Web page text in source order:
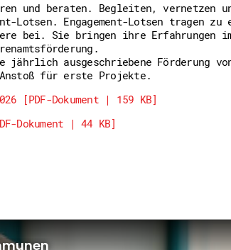
Mach dich schlau
GEMA-Pakt
Di@-Lotsen in Hessen
Energiepreiskrise und
Flüchtlingshilfe +
Generationsübergreifend
Qualifizierung & Fortbildung
Service
Suche
und beraten. Begleiten, vernetzen
Lotsen. Engagement-Lotsen tragen
bei. Sie bringen ihre Erfahrungen
jährlich ausgeschriebene Förderung
für erste Projekte.
[PDF-Dokument | 159 KB]
Dokument | 44 KB]